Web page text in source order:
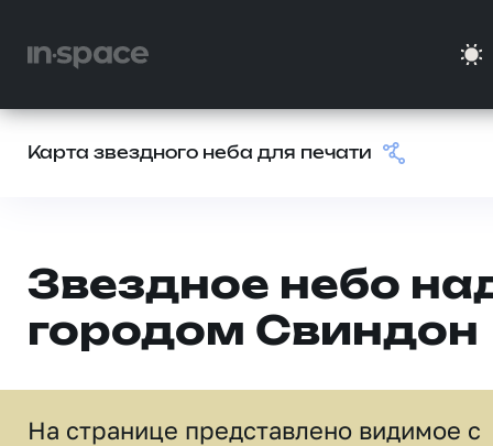
Карта звездного неба для печати
Звездное небо
городом Свиндон
На странице представлено видимое c